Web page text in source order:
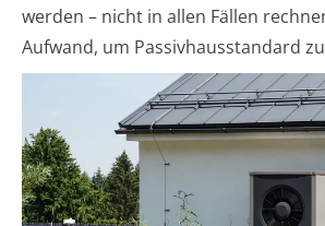
werden – nicht in allen Fällen
Aufwand, um Passivhausstandard